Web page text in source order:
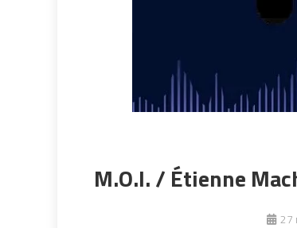
M.O.I. / Étienne
27